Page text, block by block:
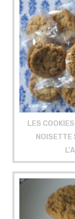
LES
NOISETTE